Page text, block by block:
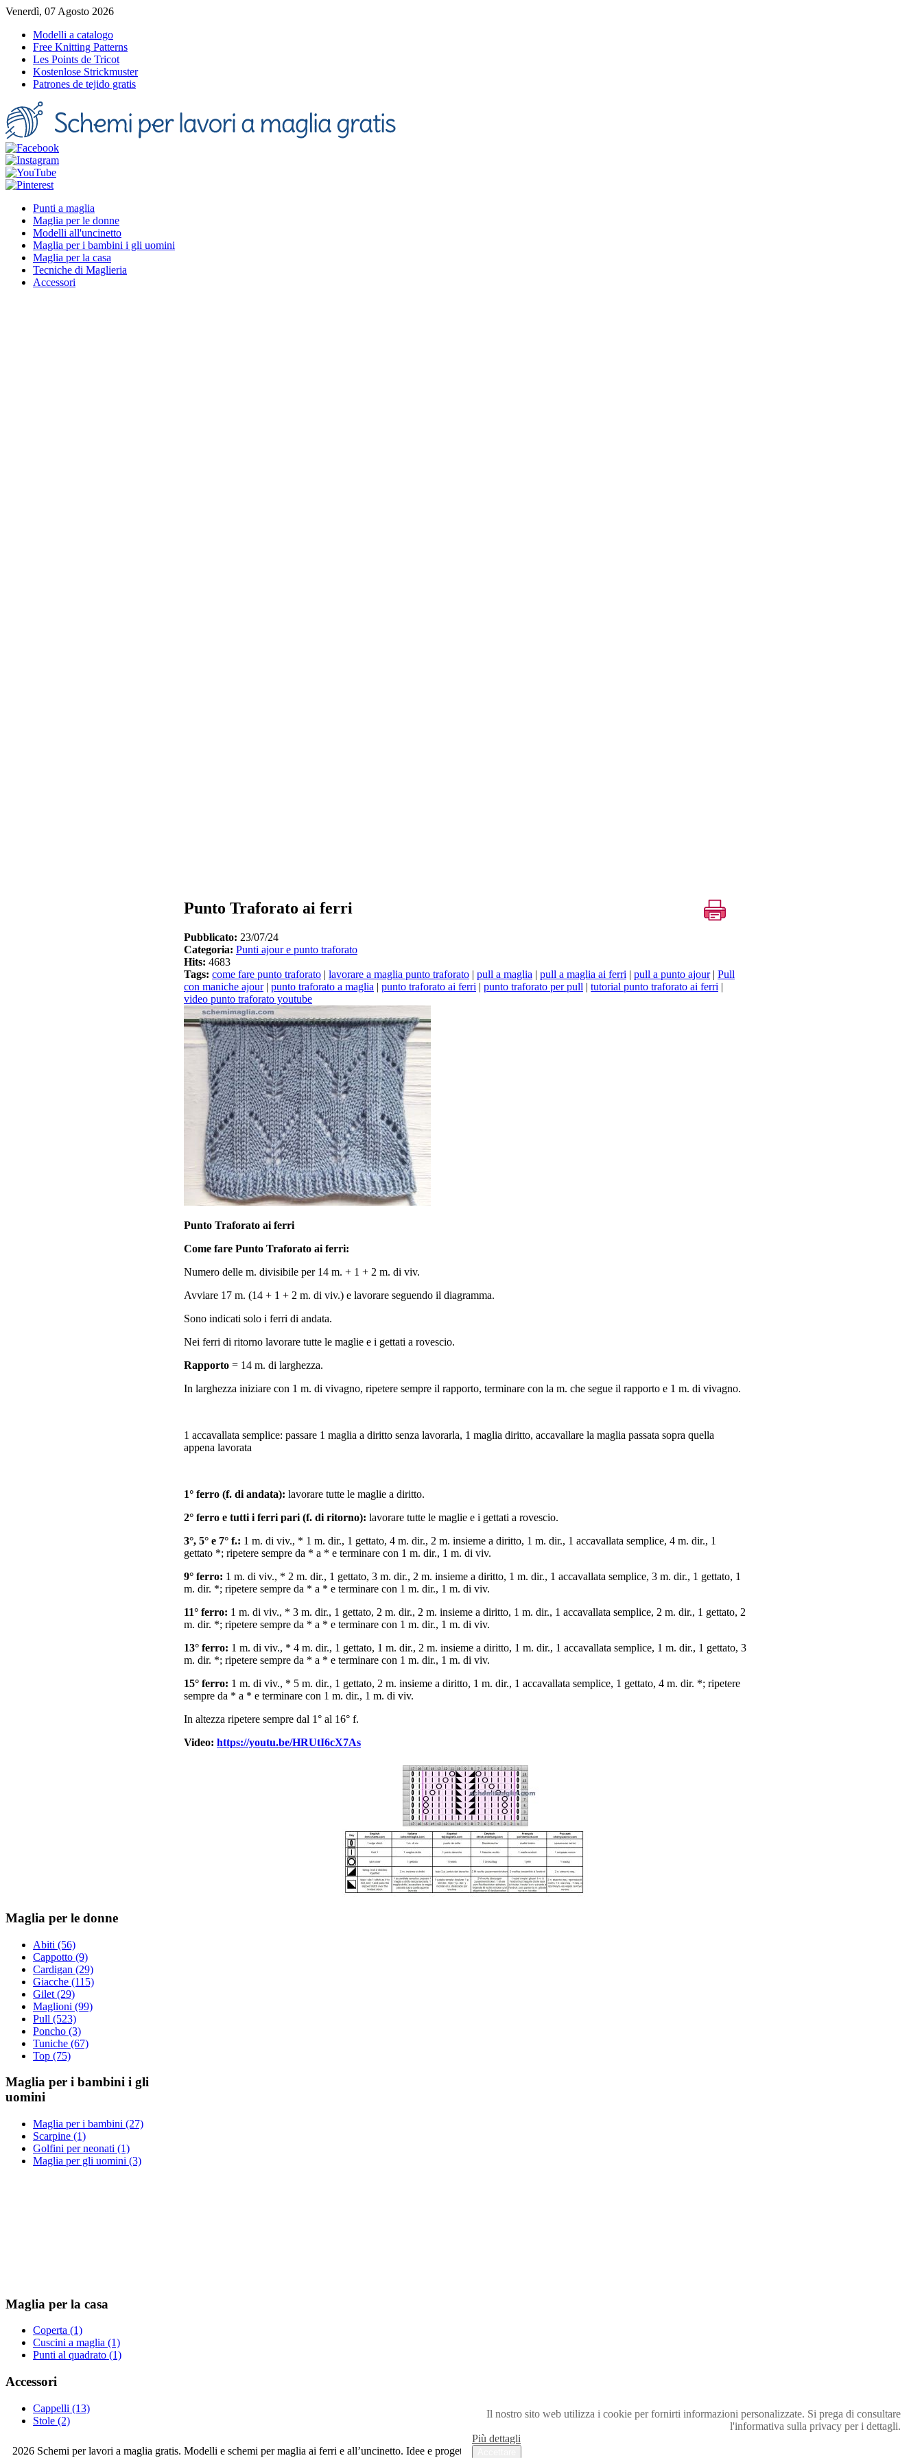
Venerdì, 07 Agosto 2026
Modelli a catalogo
Free Knitting Patterns
Les Points de Tricot
Kostenlose Strickmuster
Patrones de tejido gratis
Punti a maglia
Maglia per le donne
Modelli all'uncinetto
Maglia per i bambini i gli uomini
Maglia per la casa
Tecniche di Maglieria
Accessori
Punto Traforato ai ferri
Pubblicato: 23/07/24
Categoria: Punti ajour e punto traforato
Hits: 4683
Tags: come fare punto traforato | lavorare a maglia punto traforato | pull a maglia | pull a maglia ai ferri | pull a punto ajour| Pull
con maniche ajour| punto traforato a maglia | punto traforato ai ferri | punto traforato per pull | tutorial punto traforato ai ferri |
video punto traforato youtube
Punto Traforato ai ferri
Come fare Punto Traforato ai ferri:
Numero delle m. divisibile per 14 m. + 1 + 2 m. di viv.
Avviare 17 m. (14 + 1 + 2 m. di viv.) e lavorare seguendo il diagramma.
Sono indicati solo i ferri di andata.
Nei ferri di ritorno lavorare tutte le maglie e i gettati a rovescio.
Rapporto = 14 m. di larghezza.
In larghezza iniziare con 1 m. di vivagno, ripetere sempre il rapporto, terminare con la m. che segue il rapporto e 1 m. di vivagno.
1 accavallata semplice: passare 1 maglia a diritto senza lavorarla, 1 maglia diritto, accavallare la maglia passata sopra quella
appena lavorata
1° ferro (f. di andata): lavorare tutte le maglie a diritto.
2° ferro e tutti і ferri pari (f. di ritorno): lavorare tutte le maglie e i gettati a rovescio.
3°, 5° e 7° f.: 1 m. di viv., * 1 m. dir., 1 gettato, 4 m. dir., 2 m. insieme a diritto, 1 m. dir., 1 accavallata semplice, 4 m. dir., 1
gettato *; ripetere sempre da * a * e terminare con 1 m. dir., 1 m. di viv.
9° ferro: 1 m. di viv., * 2 m. dir., 1 gettato, 3 m. dir., 2 m. insieme a diritto, 1 m. dir., 1 accavallata semplice, 3 m. dir., 1 gettato, 1
m. dir. *; ripetere sempre da * a * e terminare con 1 m. dir., 1 m. di viv.
11° ferro: 1 m. di viv., * 3 m. dir., 1 gettato, 2 m. dir., 2 m. insieme a diritto, 1 m. dir., 1 accavallata semplice, 2 m. dir., 1 gettato, 2
m. dir. *; ripetere sempre da * a * e terminare con 1 m. dir., 1 m. di viv.
13° ferro: 1 m. di viv., * 4 m. dir., 1 gettato, 1 m. dir., 2 m. insieme a diritto, 1 m. dir., 1 accavallata semplice, 1 m. dir., 1 gettato, 3
m. dir. *; ripetere sempre da * a * e terminare con 1 m. dir., 1 m. di viv.
15° ferro: 1 m. di viv., * 5 m. dir., 1 gettato, 2 m. insieme a diritto, 1 m. dir., 1 accavallata semplice, 1 gettato, 4 m. dir. *; ripetere
sempre da * a * e terminare con 1 m. dir., 1 m. di viv.
In altezza ripetere sempre dal 1° al 16° f.
Video: https://youtu.be/HRUtI6cX7As
Maglia per le donne
Abiti (56)
Cappotto (9)
Cardigan (29)
Giacche (115)
Gilet (29)
Maglioni (99)
Pull (523)
Poncho (3)
Tuniche (67)
Top (75)
Maglia per i bambini i gli
uomini
Maglia per i bambini (27)
Scarpine (1)
Golfini per neonati (1)
Maglia per gli uomini (3)
Maglia per la casa
Coperta (1)
Сuscini a maglia (1)
Punti al quadrato (1)
Accessori
Cappelli (13)
Stole (2)
2026 Schemi per lavori a maglia gratis. Modelli e schemi per maglia ai ferri e all’uncinetto. Idee e progetti a maglia ai ferri e all’uncinetto.
Il nostro sito web utilizza i cookie per fornirti informazioni personalizzate. Si prega di consultare
l'informativa sulla privacy per i dettagli.
Più dettagli